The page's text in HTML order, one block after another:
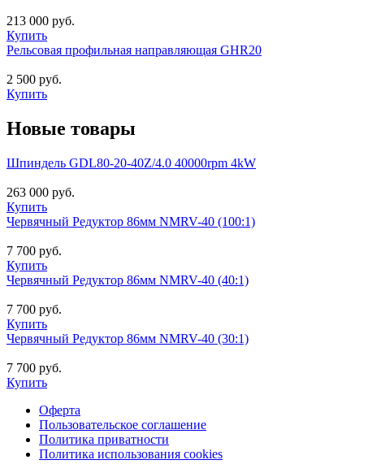
213 000 руб.
Купить
Рельсовая профильная направляющая GHR20
2 500 руб.
Купить
Новые товары
Шпиндель GDL80-20-40Z/4.0 40000rpm 4kW
263 000 руб.
Купить
Червячный Редуктор 86мм NMRV-40 (100:1)
7 700 руб.
Купить
Червячный Редуктор 86мм NMRV-40 (40:1)
7 700 руб.
Купить
Червячный Редуктор 86мм NMRV-40 (30:1)
7 700 руб.
Купить
Оферта
Пользовательское соглашение
Политика приватности
Политика использования cookies